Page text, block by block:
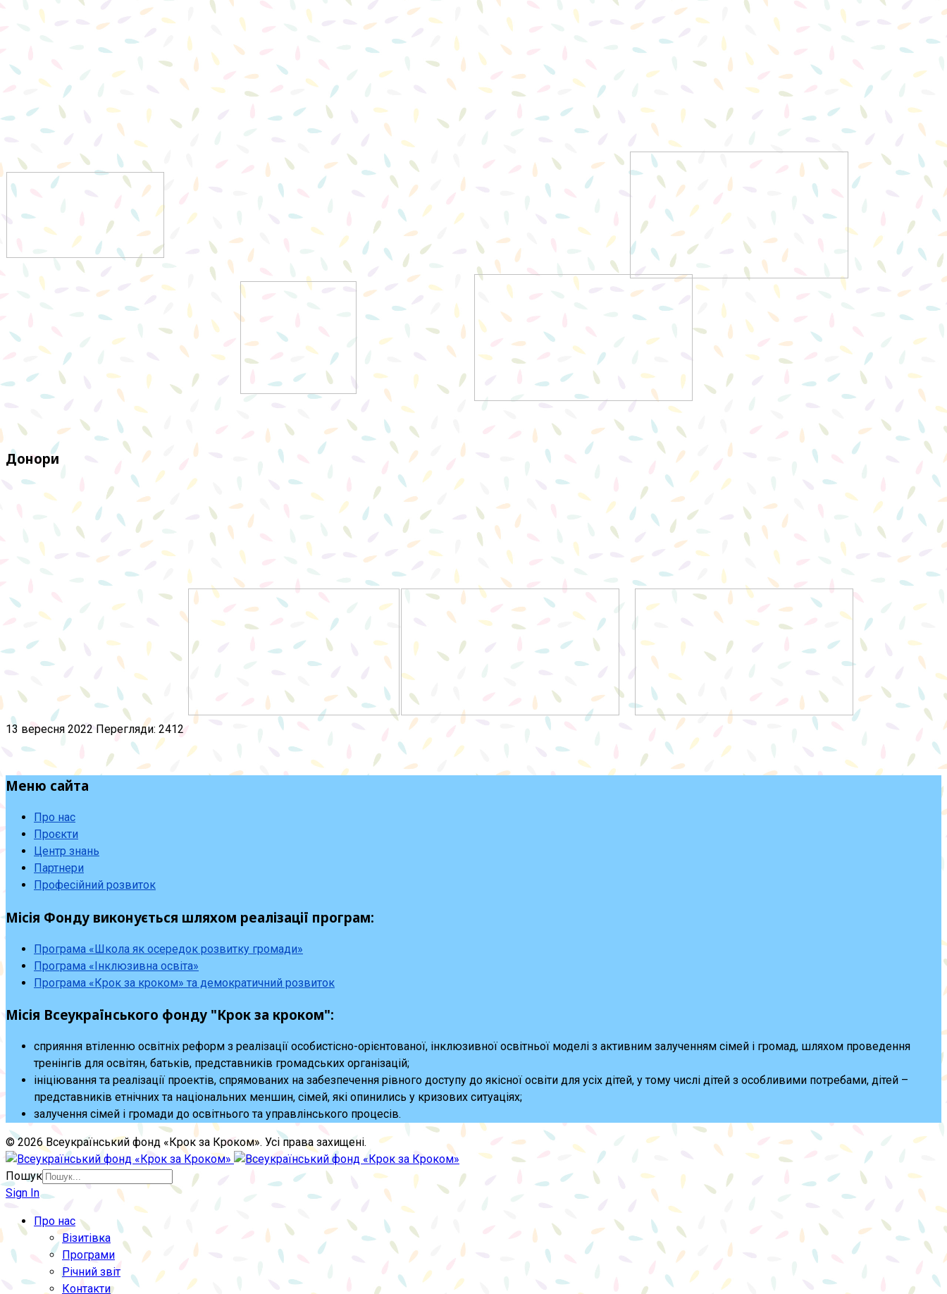
Донори
13 вересня 2022 Перегляди: 2412
Меню сайта
Про нас
Проєкти
Центр знань
Партнери
Професійний розвиток
Місія Фонду виконується шляхом реалізації програм:
Програма «Школа як осередок розвитку громади»
Програма «Інклюзивна освіта»
Програма «Крок за кроком» та демократичний розвиток
Місія Всеукраїнського фонду "Крок за кроком":
сприяння втіленню освітніх реформ з реалізації особистісно-орієнтованої, інклюзивної освітньої моделі з активним залученням сімей і громад, шляхом проведення
тренінгів для освітян, батьків, представників громадських організацій;
ініціювання та реалізації проектів, спрямованих на забезпечення рівного доступу до якісної освіти для усіх дітей, у тому числі дітей з особливими потребами, дітей –
представників етнічних та національних меншин, сімей, які опинились у кризових ситуаціях;
залучення сімей і громади до освітнього та управлінського процесів.
© 2026 Всеукраїнський фонд «Крок за Кроком». Усі права захищені.
Пошук
Sign In
Про нас
Візитівка
Програми
Річний звіт
Контакти